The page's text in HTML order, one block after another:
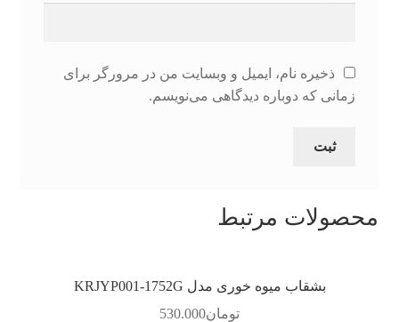
ذخیره نام، ایمیل و وبسایت من در مرورگر برای
زمانی که دوباره دیدگاهی می‌نویسم.
محصولات مرتبط
بشقاب میوه خوری مدل KRJYP001-1752G
تومان530.000